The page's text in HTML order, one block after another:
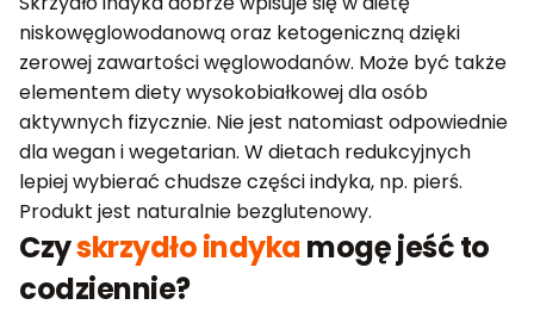
niskowęglowodanową oraz ketogeniczną dzięki
zerowej zawartości węglowodanów. Może być także
elementem diety wysokobiałkowej dla osób
aktywnych fizycznie. Nie jest natomiast odpowiednie
dla wegan i wegetarian. W dietach redukcyjnych
lepiej wybierać chudsze części indyka, np. pierś.
Produkt jest naturalnie bezglutenowy.
Czyskrzydło indykamogę jeść to
codziennie?